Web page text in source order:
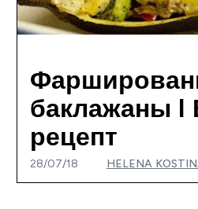
баклажаны I
рецепт
28/07/18 HELENA